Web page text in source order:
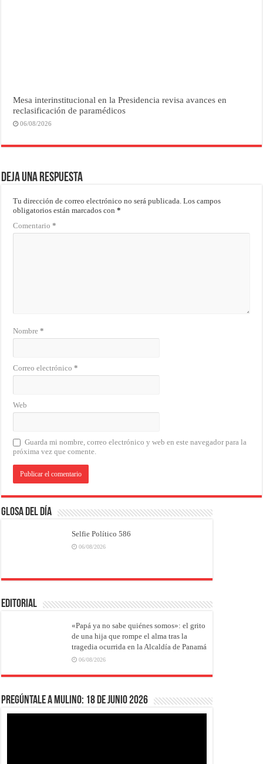
Mesa interinstitucional en la Presidencia revisa avances en
reclasificación de paramédicos
06/08/2026
Deja una respuesta
Tu dirección de correo electrónico no será publicada. Los campos
obligatorios están marcados con*
Comentario*
Nombre*
Correo electrónico*
Web
Guarda mi nombre, correo electrónico y web en este navegador para la
próxima vez que comente.
Glosa del Día
Selfie Político 586
06/08/2026
EDITORIAL
«Papá ya no sabe quiénes somos»: el grito
de una hija que rompe el alma tras la
tragedia ocurrida en la Alcaldía de Panamá
06/08/2026
Pregúntale a Mulino: 18 de junio 2026